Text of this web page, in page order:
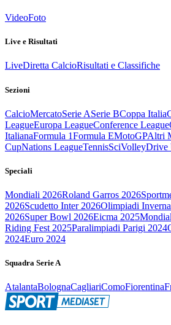
VideoFoto
Live e Risultati
LiveDiretta CalcioRisultati e Classifiche
Sezioni
CalcioMercatoSerie ASerie BCoppa Italia
LeagueEuropa LeagueConference League
ItalianaFormula 1Formula EMotoGPAltri
CupNations LeagueTennisSciVolleyDrive
Speciali
Mondiali 2026Roland Garros 2026
2026Scudetto Inter 2026Olimpiadi
2026Super Bowl 2026Eicma 2025
Riding Fest 2025Paralimpiadi Parigi 2024
2024Euro 2024
Squadra Serie A
AtalantaBolognaCagliariComoFiorentina